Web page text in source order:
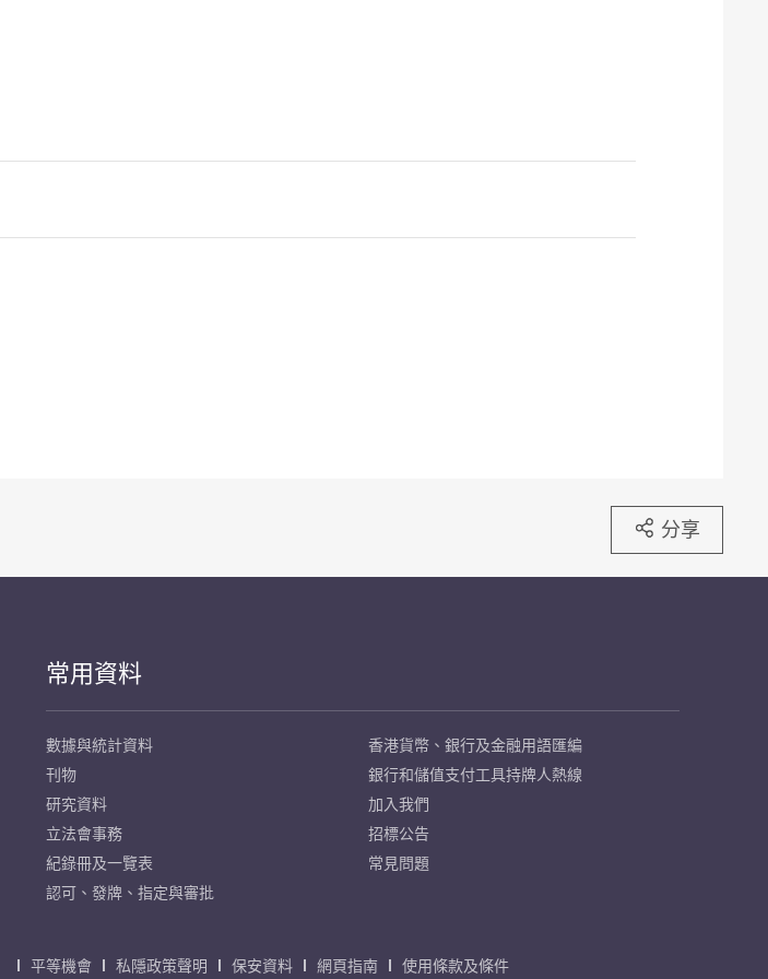
分享
常用資料
數據與統計資料
刊物
研究資料
立法會事務
紀錄冊及一覽表
認可、發牌、指定與審批
香港貨幣、銀行及金融用語匯編
銀行和儲值支付工具持牌人熱線
加入我們
招標公告
常見問題
平等機會 私隱政策聲明 保安資料 網頁指南 使用條款及條件